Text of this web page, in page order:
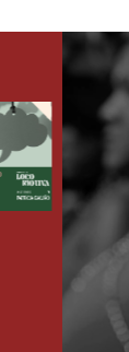
23